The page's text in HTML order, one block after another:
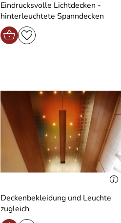
Eindrucksvolle Lichtdecken -
hinterleuchtete Spanndecken
Deckenbekleidung und Leuchte
zugleich